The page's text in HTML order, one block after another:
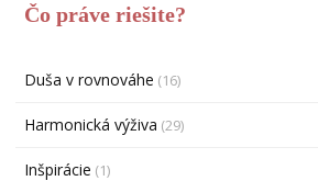
Čo práve riešite?
Duša v rovnováhe (16)
Harmonická výživa (29)
Inšpirácie (1)